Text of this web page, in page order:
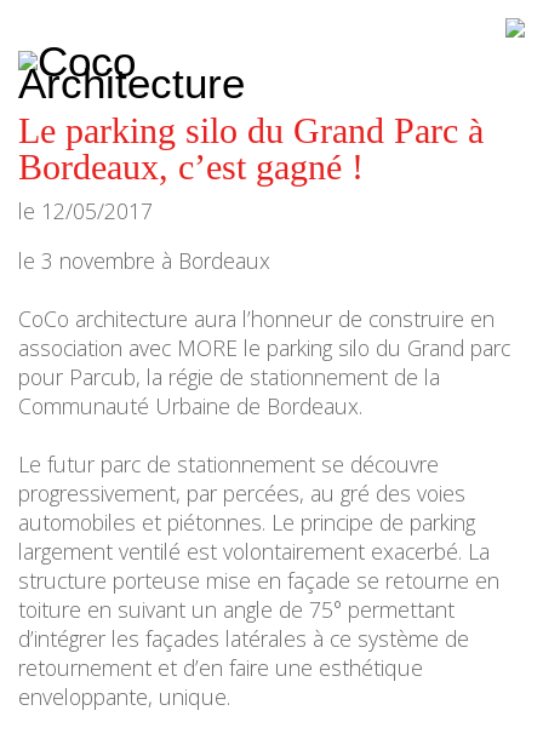
Architecture
architecture,
urbanisme,
etc.
Le parking silo du Grand Parc à
Bordeaux, c’est gagné !
le 12/05/2017
le 3 novembre à Bordeaux
CoCo architecture aura l’honneur de construire en
association avec MORE le parking silo du Grand parc
pour Parcub, la régie de stationnement de la
Communauté Urbaine de Bordeaux.
Le futur parc de stationnement se découvre
progressivement, par percées, au gré des voies
automobiles et piétonnes. Le principe de parking
largement ventilé est volontairement exacerbé. La
structure porteuse mise en façade se retourne en
toiture en suivant un angle de 75° permettant
d’intégrer les façades latérales à ce système de
retournement et d’en faire une esthétique
enveloppante, unique.